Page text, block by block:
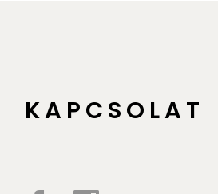
KAPCSOLAT